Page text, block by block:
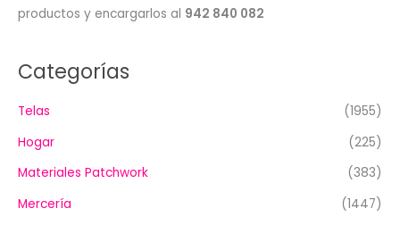
productos y encargarlos al 942 840 082
Categorías
Telas
(1955)
Hogar
(225)
Materiales Patchwork
(383)
Mercería
(1447)